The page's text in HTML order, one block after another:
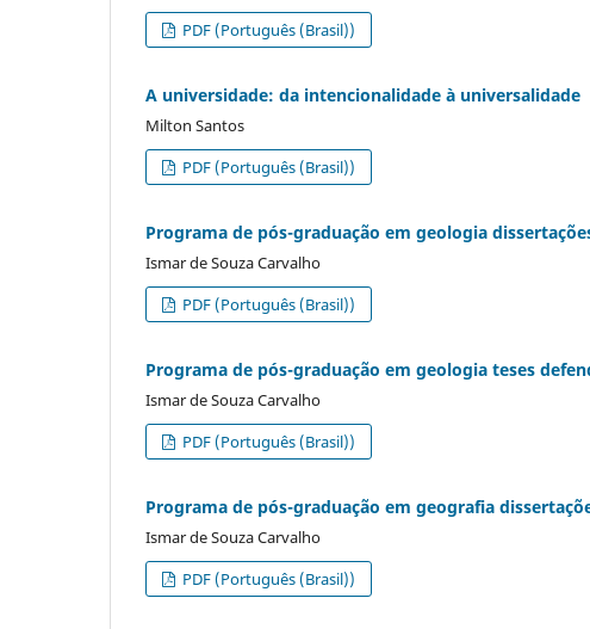
PDF (Português (Brasil))
A universidade: da intencionalidade à universalidade
Milton Santos
PDF (Português (Brasil))
Programa de pós-graduação em geologia
Ismar de Souza Carvalho
PDF (Português (Brasil))
Programa de pós-graduação em geologia teses
Ismar de Souza Carvalho
PDF (Português (Brasil))
Programa de pós-graduação em geografia
Ismar de Souza Carvalho
PDF (Português (Brasil))